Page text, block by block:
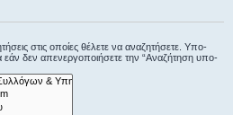
στις οποίες θέλετε να αναζητήσετε. Υπο-
εάν δεν απενεργοποιήσετε την “Αναζήτηση υπο-